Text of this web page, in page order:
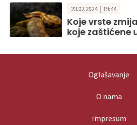
23.02.2024. | 19:44
Koje vrste
koje zaštićene
Oglašavanje
O nama
Impresum